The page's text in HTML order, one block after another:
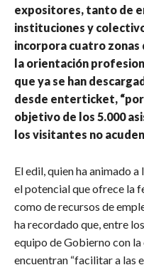
expositores, tanto de
instituciones y
incorpora cuatro zonas
la orientación
que ya se han
desde enterticket,
objetivo de los 5.000
los visitantes no
El edil, quien ha animado
el potencial que ofrece la
como de recursos de
ha recordado que, entre
equipo de Gobierno con
encuentran “facilitar a las